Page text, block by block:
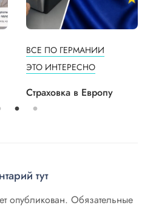
ВСЕ ПО ГЕРМАНИИ
ЭТО ИНТЕРЕСНО
Страховка в Европу
тут
опубликован. Обязательные